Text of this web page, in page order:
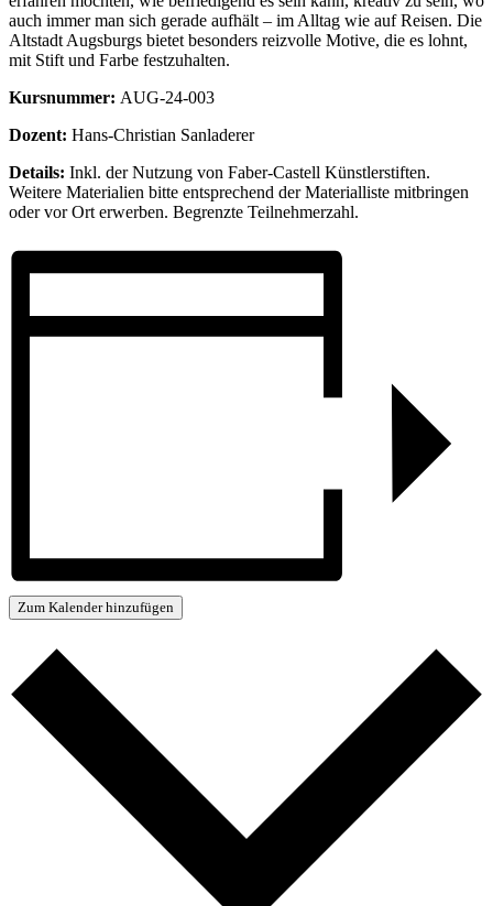
auch immer man sich gerade aufhält – im Alltag wie auf Reisen. Die
Altstadt Augsburgs bietet besonders reizvolle Motive, die es lohnt,
mit Stift und Farbe festzuhalten.
Kursnummer: AUG-24-003
Dozent: Hans-Christian Sanladerer
Details: Inkl. der Nutzung von Faber-Castell Künstlerstiften.
Weitere Materialien bitte entsprechend der Materialliste mitbringen
oder vor Ort erwerben. Begrenzte Teilnehmerzahl.
Zum Kalender hinzufügen